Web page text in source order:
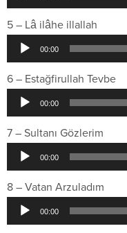
oynatıcı
5 – Lâ ilâhe illallah
Ses
oynatıcı
00:00
6 – Estağfirullah Tevbe
Ses
oynatıcı
00:00
7 – Sultanı Gözlerim
Ses
oynatıcı
00:00
8 – Vatan Arzuladım
Ses
oynatıcı
00:00